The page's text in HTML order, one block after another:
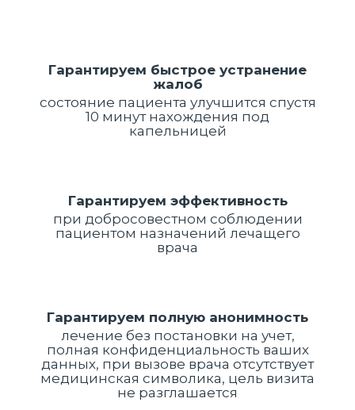
Гарантируем быстрое устранение
жалоб
состояние пациента улучшится спустя
10 минут нахождения под
капельницей
Гарантируем эффективность
при добросовестном соблюдении
пациентом назначений лечащего
врача
Гарантируем полную анонимность
лечение без постановки на учет,
полная конфиденциальность ваших
данных, при вызове врача отсутствует
медицинская символика, цель визита
не разглашается